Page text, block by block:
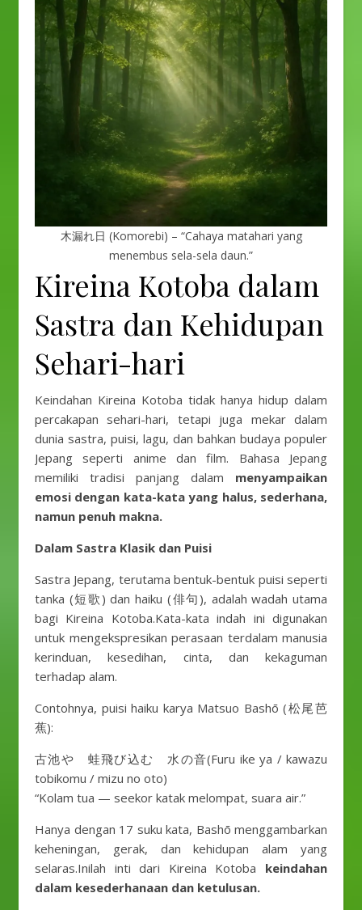
木漏れ日 (Komorebi) – “Cahaya matahari yang
menembus sela-sela daun.”
Kireina Kotoba dalam
Sastra dan Kehidupan
Sehari-hari
Keindahan Kireina Kotoba tidak hanya hidup dalam
percakapan sehari-hari, tetapi juga mekar dalam
dunia sastra, puisi, lagu, dan bahkan budaya populer
Jepang seperti anime dan film. Bahasa Jepang
memiliki tradisi panjang dalam menyampaikan
emosi dengan kata-kata yang halus, sederhana,
namun penuh makna.
Dalam Sastra Klasik dan Puisi
Sastra Jepang, terutama bentuk-bentuk puisi seperti
tanka (短歌) dan haiku (俳句), adalah wadah utama
bagi Kireina Kotoba.Kata-kata indah ini digunakan
untuk mengekspresikan perasaan terdalam manusia
kerinduan, kesedihan, cinta, dan kekaguman
terhadap alam.
Contohnya, puisi haiku karya Matsuo Bashō (松尾芭
蕉):
古池や 蛙飛び込む 水の音(Furu ike ya / kawazu
tobikomu / mizu no oto)
“Kolam tua — seekor katak melompat, suara air.”
Hanya dengan 17 suku kata, Bashō menggambarkan
keheningan, gerak, dan kehidupan alam yang
selaras.Inilah inti dari Kireina Kotoba keindahan
dalam kesederhanaan dan ketulusan.